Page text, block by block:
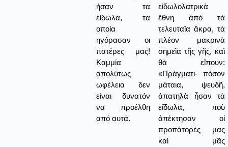
ήσαν τα
είδωλα, τα
οποία
ηγόρασαν οι
πατέρες μας!
Καμμία
απολύτως
ωφέλεια δεν
είναι δυνατόν
να προέλθη
από αυτά.
εἰδωλολατρικὰ
ἔθνη ἀπὸ τὰ
τελευταῖα ἄκρα, τὰ
πλέον μακρινὰ
σημεῖα τῆς γῆς, καὶ
θὰ εἴπουν:
«Πράγματι· πόσον
μάταια, ψευδῆ,
ἀπατηλὰ ἦσαν τὰ
εἴδωλα, ποὺ
ἀπέκτησαν οἱ
προπάτορές μας
καὶ μᾶς